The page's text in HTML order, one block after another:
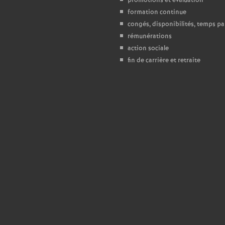
formation continue
congés, disponibilités, temps
rémunérations
action sociale
fin de carrière et retraite